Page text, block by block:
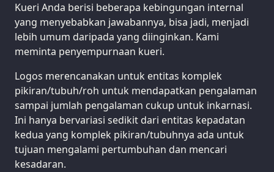
Kueri Anda berisi beberapa kebingungan internal
yang menyebabkan jawabannya, bisa jadi, menjadi
lebih umum daripada yang diinginkan. Kami
meminta penyempurnaan kueri.
Logos merencanakan untuk entitas komplek
pikiran/tubuh/roh untuk mendapatkan pengalaman
sampai jumlah pengalaman cukup untuk inkarnasi.
Ini hanya bervariasi sedikit dari entitas kepadatan
kedua yang komplek pikiran/tubuhnya ada untuk
tujuan mengalami pertumbuhan dan mencari
kesadaran.